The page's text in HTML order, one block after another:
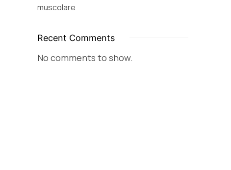
muscolare
Recent Comments
No comments to show.